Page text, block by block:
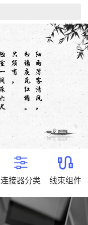
连接器分类 线束组件